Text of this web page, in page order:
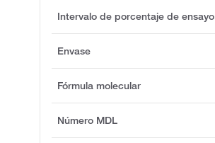
Intervalo de porcentaje de ensayo
Envase
Fórmula molecular
Número MDL